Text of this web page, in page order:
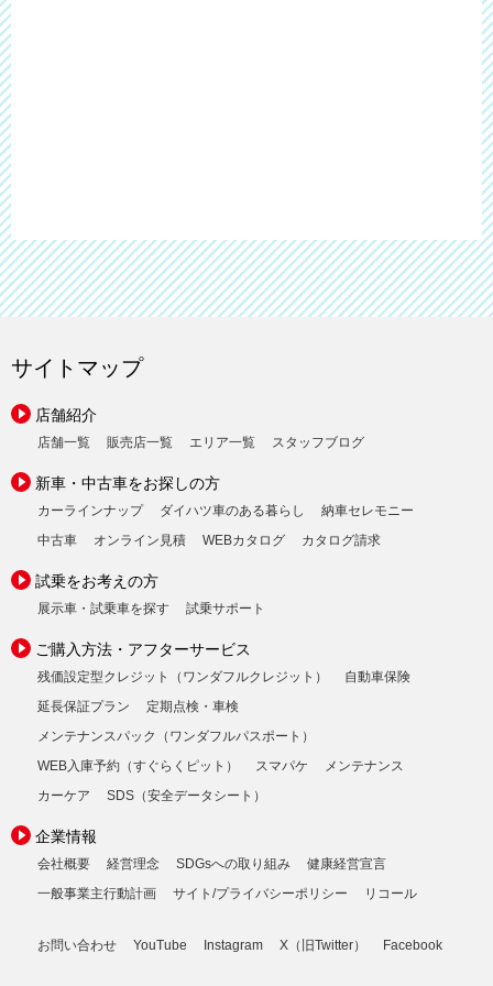
サイトマップ
店舗紹介
店舗一覧 販売店一覧 エリア一覧 スタッフブログ
新車・中古車をお探しの方
カーラインナップ ダイハツ車のある暮らし
納車セレモニー
中古車
オンライン見積 WEBカタログ カタログ請求
試乗をお考えの方
展示車・試乗車を探す 試乗サポート
ご購入方法・アフターサービス
残価設定型クレジット（ワンダフルクレジット）
自動車保険
延長保証プラン
定期点検・車検
メンテナンスパック（ワンダフルパスポート）
WEB入庫予約（すぐらくピット）
スマパケ
メンテナンス
カーケア
SDS（安全データシート）
企業情報
会社概要 経営理念 SDGsへの取り組み
健康経営宣言
一般事業主行動計画
サイト/プライバシーポリシー リコール
お問い合わせ YouTube Instagram X（旧Twitter） Facebook